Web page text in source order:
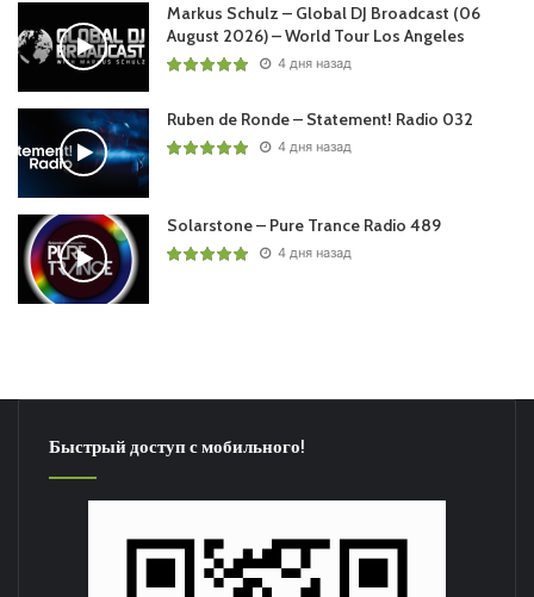
Markus Schulz – Global DJ Broadcast (06
August 2026) – World Tour Los Angeles
4 дня назад
Ruben de Ronde – Statement! Radio 032
4 дня назад
Solarstone – Pure Trance Radio 489
4 дня назад
Быстрый доступ с мобильного!